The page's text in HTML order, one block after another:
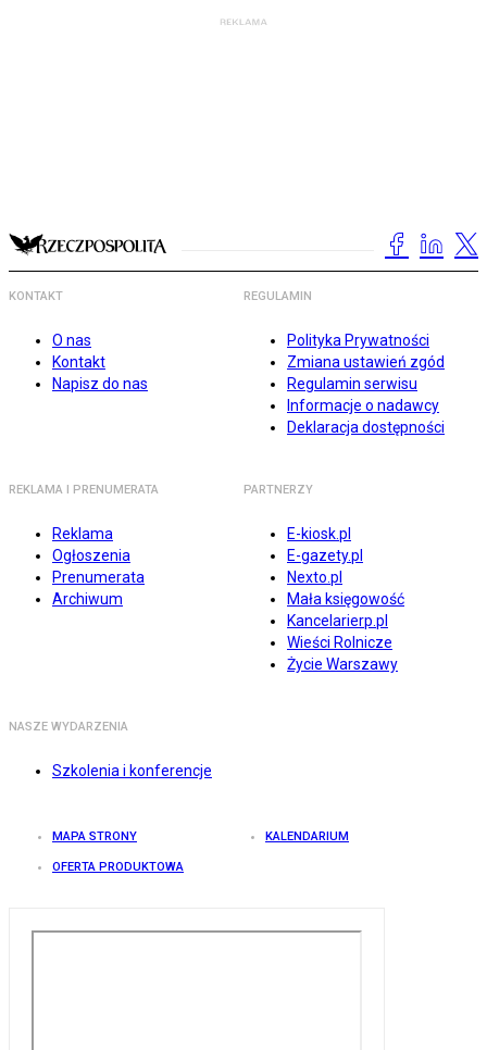
KONTAKT
O nas
Kontakt
Napisz do nas
REGULAMIN
Polityka Prywatności
Zmiana ustawień zgód
Regulamin serwisu
Informacje o nadawcy
Deklaracja dostępności
REKLAMA I PRENUMERATA
Reklama
Ogłoszenia
Prenumerata
Archiwum
PARTNERZY
E-kiosk.pl
E-gazety.pl
Nexto.pl
Mała księgowość
Kancelarierp.pl
Wieści Rolnicze
Życie Warszawy
NASZE WYDARZENIA
Szkolenia i konferencje
MAPA STRONY KALENDARIUM
OFERTA PRODUKTOWA